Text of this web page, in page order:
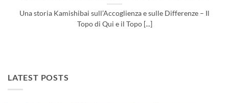
Una storia Kamishibai sull’Accoglienza e sulle Differenze – Il
Topo di Qui e il Topo [...]
LATEST POSTS